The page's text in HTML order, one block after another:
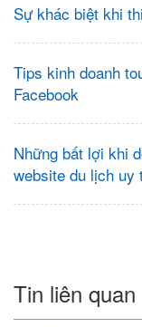
Sự khác biệt khi
Tips kinh doanh
Facebook
Những bất lợi khi
website du lịch uy
Tin liên quan